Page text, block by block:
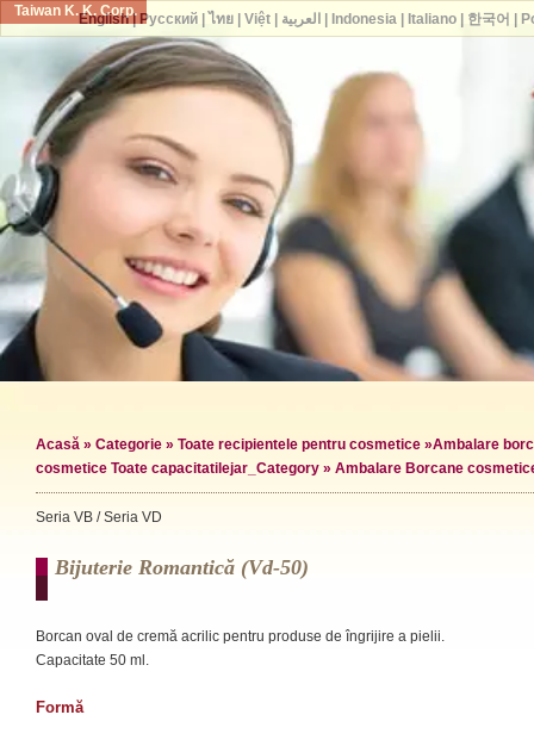
Taiwan K. K. Corp.
Acasă » Categorie » Toate recipientele pentru cosmetice »Ambalare
cosmetice Toate capacitatilejar_Category » Ambalare Borcane
Seria VB / Seria VD
Bijuterie Romantică (vd-50)
Borcan oval de cremă acrilic pentru produse de îngrijire a pielii.
Capacitate 50 ml.
Formă
English| Русский| ไทย| Việt| العربية Indonesia| Italiano| 한국어